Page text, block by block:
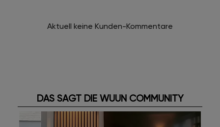
Aktuell keine Kunden-Kommentare
DAS SAGT DIE WUUN COMMUNITY